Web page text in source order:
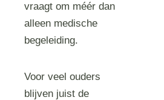
vraagt om méér dan
alleen medische
begeleiding.
Voor veel ouders
blijven juist de